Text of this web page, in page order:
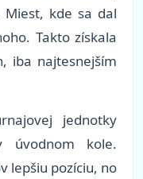
kde sa dal
Takto získala
iba najtesnejším
jednotky
kole.
lepšiu pozíciu, no